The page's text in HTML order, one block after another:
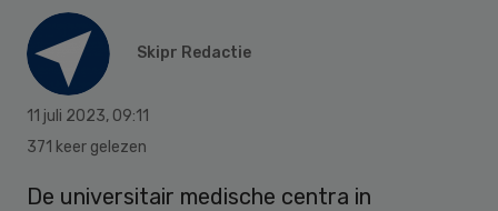
Skipr Redactie
11 juli 2023, 09:11
371 keer gelezen
De universitair medische centra in